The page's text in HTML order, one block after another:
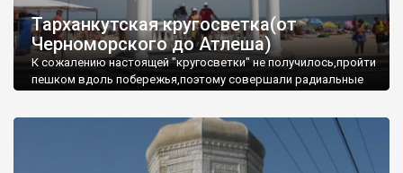
Тарханкутская кругосветка(от
Черноморского до Атлеша)
К сожалению настоящей "кругосветки" не получилось,пройти
пешком вдоль побережья,поэтому совершали радиальные